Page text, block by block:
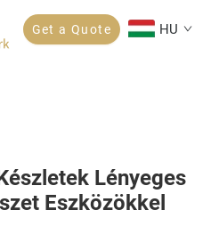
Get a Quote HU
Lényeges
Eszközökkel